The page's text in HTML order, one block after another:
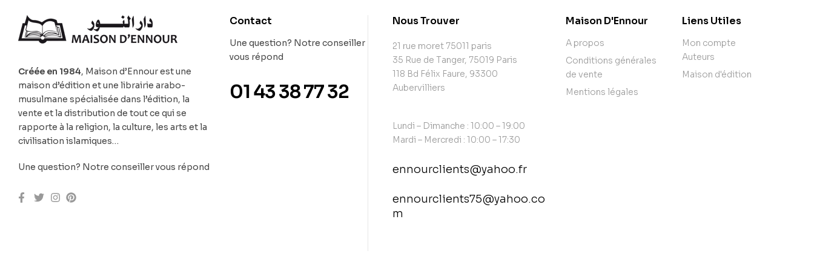
Créée en 1984, Maison d’Ennour est une
maison d’édition et une librairie arabo-
musulmane spécialisée dans l’édition, la
vente et la distribution de tout ce qui se
rapporte à la religion, la culture, les arts et la
civilisation islamiques…
Une question? Notre conseiller vous répond
Contact
Une question? Notre conseiller
vous répond
01 43 38 77 32
Nous Trouver
21 rue moret 75011 paris
35 Rue de Tanger, 75019 Paris
118 Bd Félix Faure, 93300
Aubervilliers
Lundi – Dimanche : 10:00 – 19:00
Mardi – Mercredi : 10:00 – 17:30
ennourclients@yahoo.fr
ennourclients75@yahoo.co
m
Maison D'Ennour
A propos
Conditions générales
de vente
Mentions légales
Liens Utiles
Mon compte
Auteurs
Maison d'édition